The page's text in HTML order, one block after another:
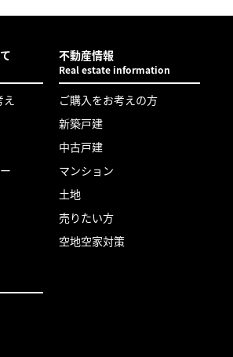
え
不動産情報
Real estate information
ご購入をお考えの方
新築戸建
中古戸建
マンション
土地
売りたい方
空地空家対策